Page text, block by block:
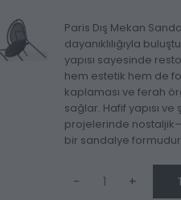
Paris Dış Mekan
dayanıklılığıyla
yapısı sayesinde
hem estetik hem de
kaplaması ve ferah
sağlar. Hafif yapısı
projelerinde
bir sandalye formudur.
- +